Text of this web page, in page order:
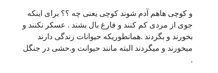
و کوچی هاهم آدم شوند کوچی یعنی چه ؟؟ برای اینکه
جوی از مردی کم کنند و فارغ بال بشند . عسکر نکنند و
بخورند و بگردند .همانطوریکه حیوانات زندگی دارند
میخورند و میگردند البته مانند حیوانت و.حشی در جنگل
.